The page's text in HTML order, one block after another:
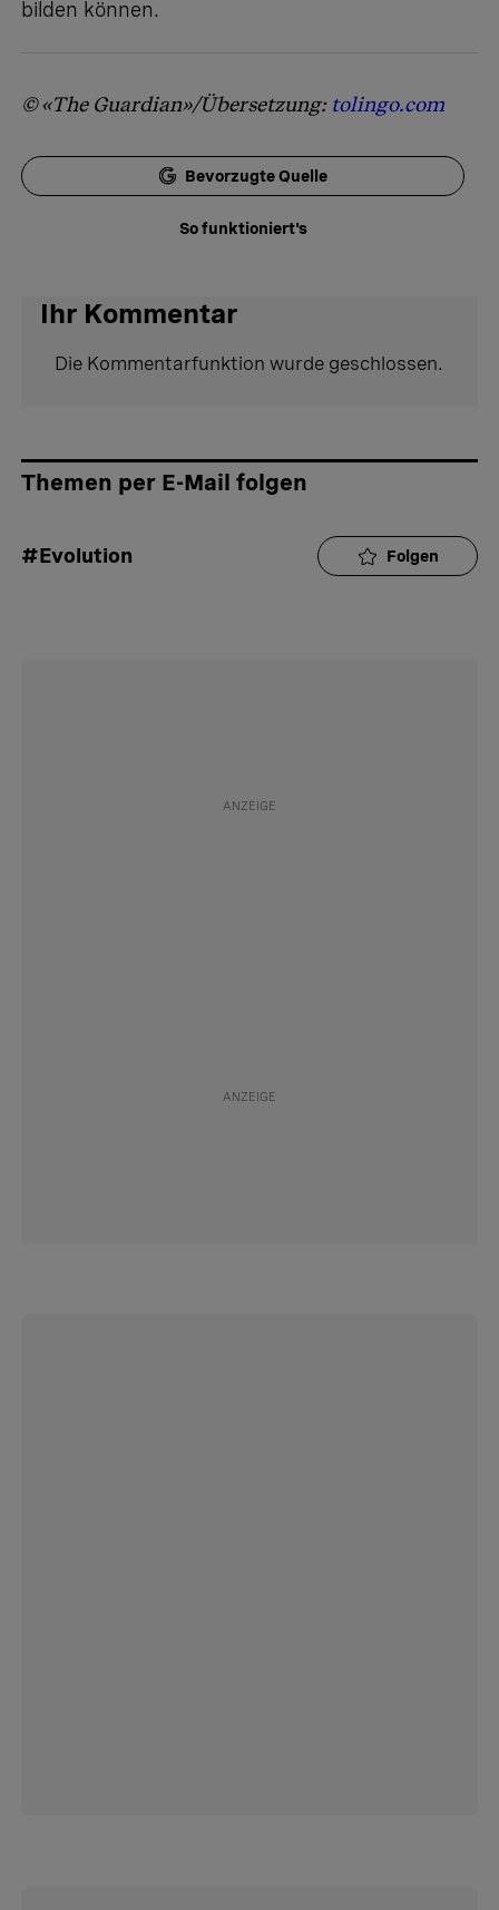
bilden können.
© «The Guardian»/Übersetzung: tolingo.com
Bevorzugte Quelle
So funktioniert's
Ihr Kommentar
Die Kommentarfunktion wurde geschlossen.
Themen per E-Mail folgen
#Evolution Folgen